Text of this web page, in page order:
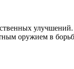
оружием в